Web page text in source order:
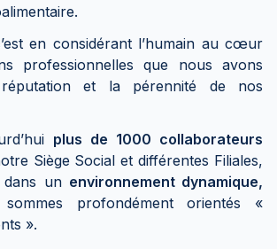
en considérant l’humain au cœur
professionnelles que nous avons
et la pérennité de nos
plus de 1000 collaborateurs
Siège Social et différentes Filiales,
dans un environnement dynamique,
profondément orientés «
».